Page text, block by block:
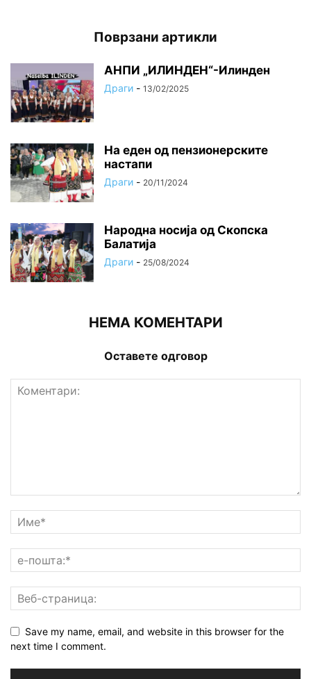
Поврзани артикли
АНПИ „ИЛИНДЕН“-Илинден
Драги - 13/02/2025
На еден од пензионерските
настапи
Драги - 20/11/2024
Народна носија од Скопска
Балатија
Драги - 25/08/2024
НЕМА КОМЕНТАРИ
Оставете одговор
Save my name, email, and website in this browser for the
next time I comment.